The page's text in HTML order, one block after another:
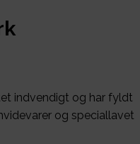
indvendigt og har fyldt
og speciallavet